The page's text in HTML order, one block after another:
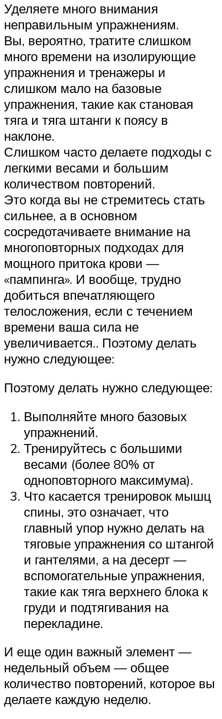
Уделяете много внимания
неправильным упражнениям.
Вы, вероятно, тратите слишком
много времени на изолирующие
упражнения и тренажеры и
слишком мало на базовые
упражнения, такие как становая
тяга и тяга штанги к поясу в
наклоне.
Слишком часто делаете подходы с
легкими весами и большим
количеством повторений.
Это когда вы не стремитесь стать
сильнее, а в основном
сосредотачиваете внимание на
многоповторных подходах для
мощного притока крови —
«пампинга». И вообще, трудно
добиться впечатляющего
телосложения, если с течением
времени ваша сила не
увеличивается.. Поэтому делать
нужно следующее:
Поэтому делать нужно следующее:
Выполняйте много базовых
упражнений.
Тренируйтесь с большими
весами (более 80% от
одноповторного максимума).
Что касается тренировок мышц
спины, это означает, что
главный упор нужно делать на
тяговые упражнения со штангой
и гантелями, а на десерт —
вспомогательные упражнения,
такие как тяга верхнего блока к
груди и подтягивания на
перекладине.
И еще один важный элемент —
недельный объем — общее
количество повторений, которое вы
делаете каждую неделю.